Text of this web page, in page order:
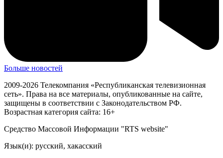
Больше новостей
2009-2026 Телекомпания «Республиканская телевизионная
сеть». Права на все материалы, опубликованные на сайте,
защищены в соответствии с Законодательством РФ.
Возрастная категория сайта: 16+
Средство Массовой Информации "RTS website"
Язык(и): русский, хакасский